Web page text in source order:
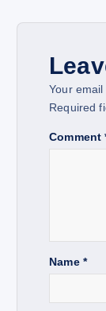
n
Your
Required
Comment
Name *